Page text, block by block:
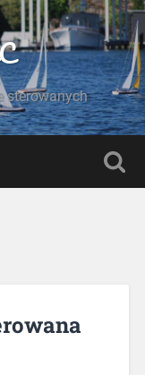
sterowanych